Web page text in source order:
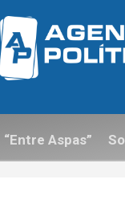
“Entre Aspas”